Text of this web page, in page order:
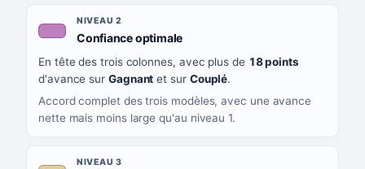
NIVEAU 2
Confiance optimale, couleur mauve
En tête des trois colonnes, avec plus de 18 points
d'avance sur Gagnant et sur Couplé.
Accord complet des trois modèles, avec une avance
nette mais moins large qu'au niveau 1.
NIVEAU 3